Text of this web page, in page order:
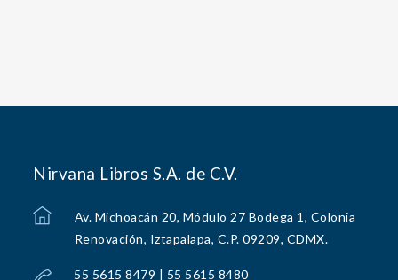
Nirvana Libros S.A. de C.V.
Av. Michoacán 20, Módulo 27 Bodega 1, Colonia
Renovación, Iztapalapa, C.P. 09209, CDMX.
55 5615 8479 | 55 5615 8480